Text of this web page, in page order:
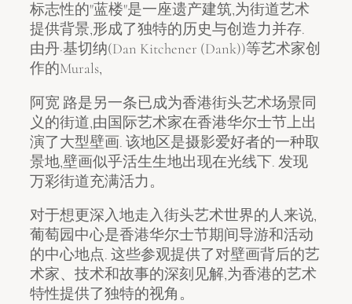
标志性的"蓝楼"是一座遗产建筑,为街道艺术
提供背景,形成了独特的历史与创造力并存.
由丹·基切纳(Dan Kitchener (Dank))等艺术家创
作的Murals,
阿宽 路是另一条已成为香港街头艺术场景同
义的街道,由国际艺术家在香港华尔士节上出
演了大型壁画. 该地区是摄影爱好者的一种取
景地,壁画似乎活生生地出现在光线下. 发现
万彩街道充满活力。
对于想更深入地走入街头艺术世界的人来说,
葡萄园中心是香港华尔士节期间导游和活动
的中心地点. 这些参观提供了对壁画背后的艺
术家、技术和故事的深刻见解,为香港的艺术
特性提供了独特的视角。